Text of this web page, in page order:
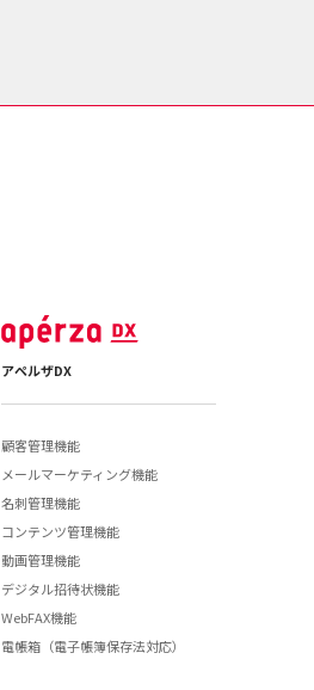
アペルザDX
顧客管理機能
メールマーケティング機能
名刺管理機能
コンテンツ管理機能
動画管理機能
デジタル招待状機能
WebFAX機能
電帳箱（電子帳簿保存法対応）